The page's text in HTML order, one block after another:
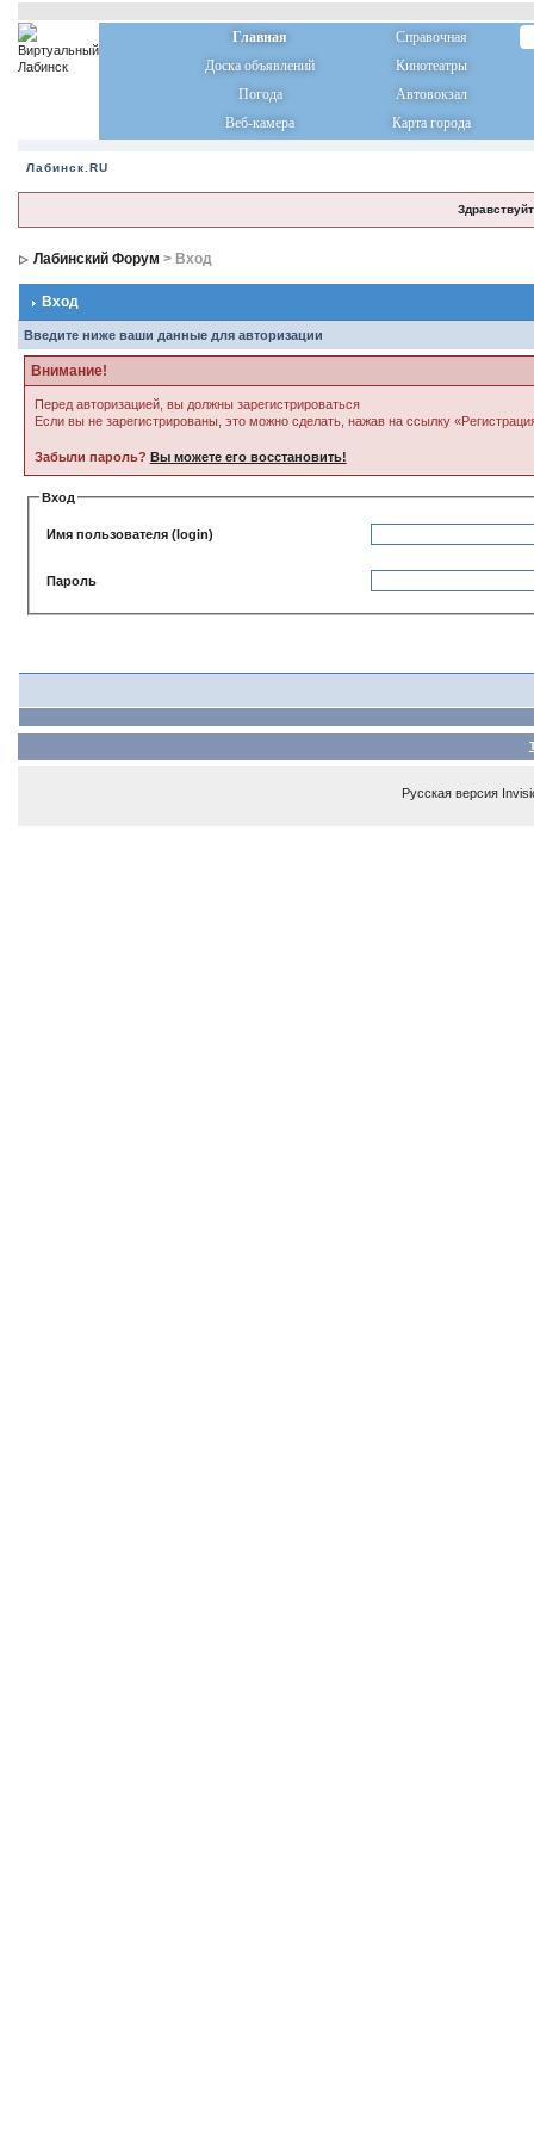
Главная
Справочная
Доска объявлений
Кинотеатры
Погода
Автовокзал
Веб-камера
Карта города
Лабинск.RU
Лабинский Форум > Вход
Вход
Введите ниже ваши данные для авторизации
Внимание!
Перед авторизацией, вы должны зарегистрироваться
Если вы не зарегистрированы, это можно сделать, нажав на ссылку
Забыли пароль? Вы можете его восстановить!
Вход
Имя пользователя (login)
Пароль
Русская версия